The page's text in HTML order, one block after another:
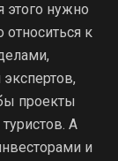
этого нужно
к
проекты
А
и